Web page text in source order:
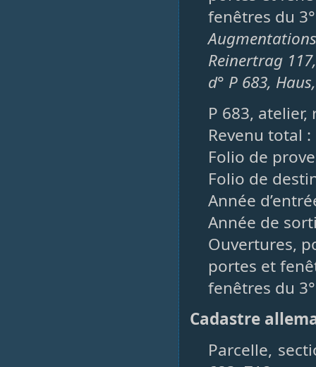
fenêtres du
Reinertrag
d° P 683,
P 683,
Revenu total
Folio de
Folio de
Année
Année de
Ouvertures,
portes et
fenêtres du
Cadastre
Parcelle,